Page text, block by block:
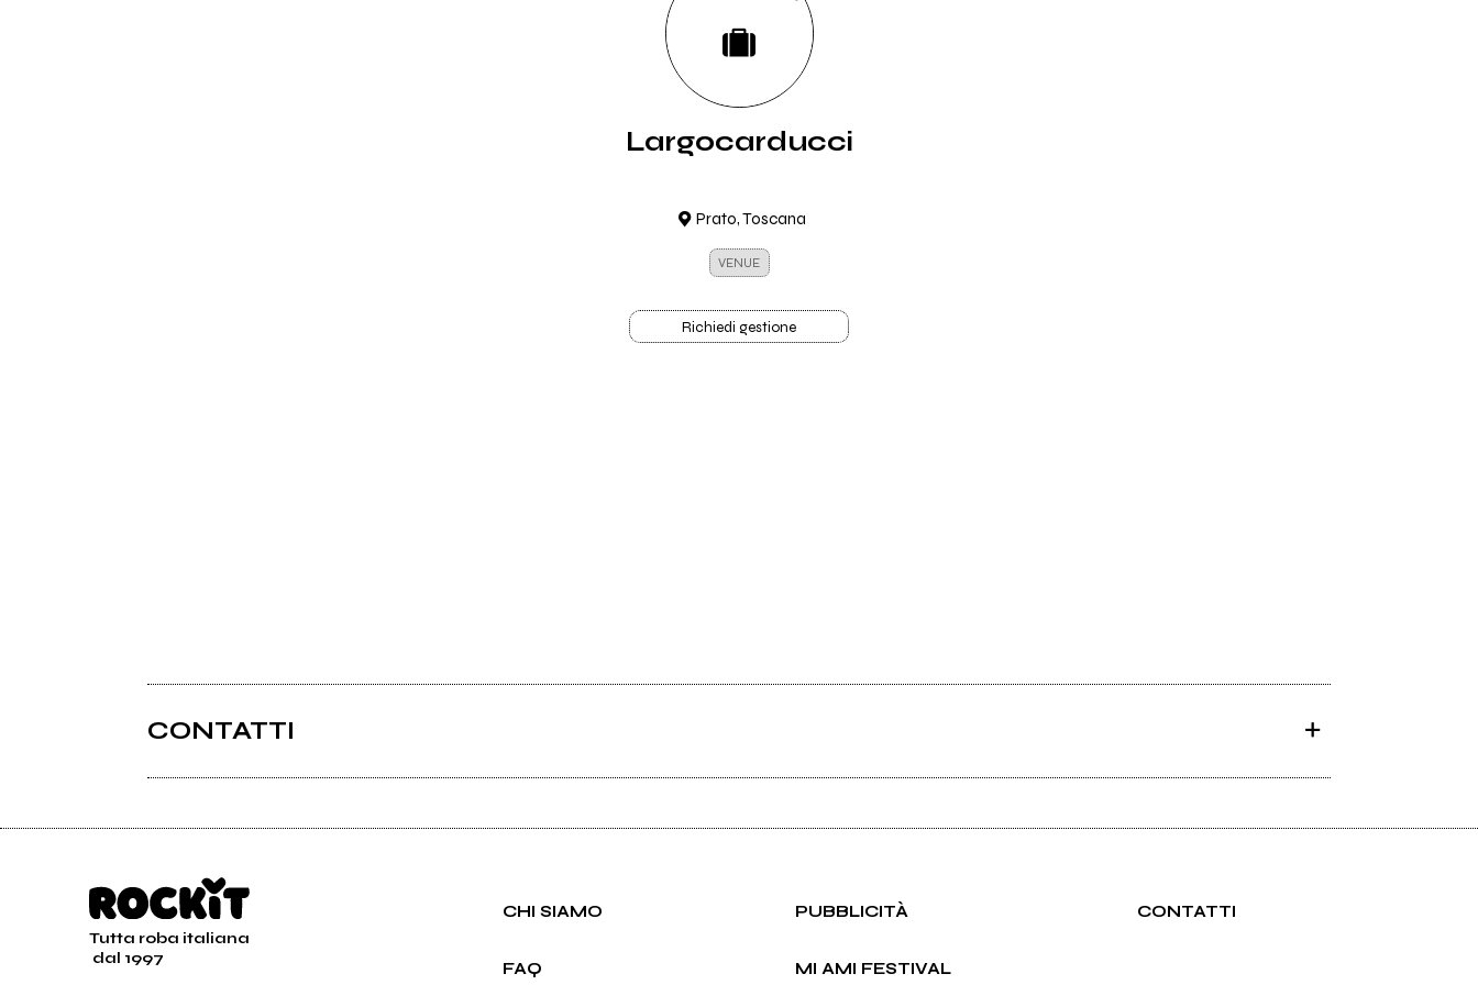
Largocarducci
Prato, Toscana
VENUE
Richiedi gestione
CONTATTI
Tutta roba italiana
dal 1997
CHI SIAMO PUBBLICITÀ CONTATTI
FAQ MI AMI FESTIVAL